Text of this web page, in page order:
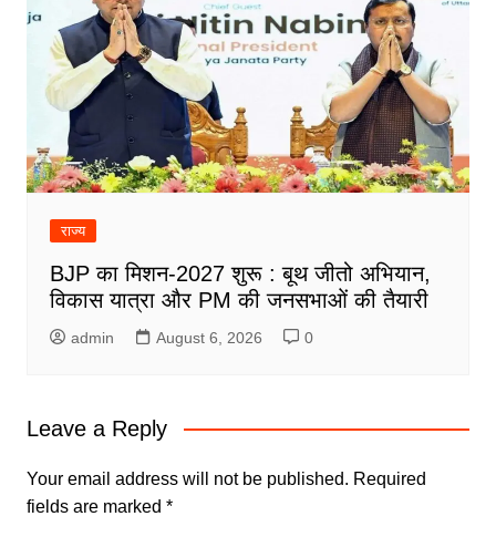
राज्य
BJP का मिशन-2027 शुरू : बूथ जीतो अभियान,
विकास यात्रा और PM की जनसभाओं की तैयारी
admin August 6, 2026 0
Leave a Reply
Your email address will not be published. Required
fields are marked *